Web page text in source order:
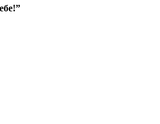
“Україно! Я за тебе!”
26008057002421